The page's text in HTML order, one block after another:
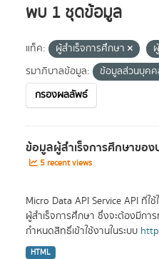
พบ 1 ชุดข้อมูล
แท็ค: ผู้สำเร็จการศึกษา
รมาภิบาลข้อมูล:
ข้อมูลส่วนบุค
กรองผลลัพธ์
ข้อมูลผู้สำเร็จการศึกษาของ
5 recent views
Micro Data API Service API ที่
ผู้สำเร็จการศึกษา ซึ่งจะต้องมีกา
กำหนดสิทธิ์เข้าใช้งานในระบบ
HTML